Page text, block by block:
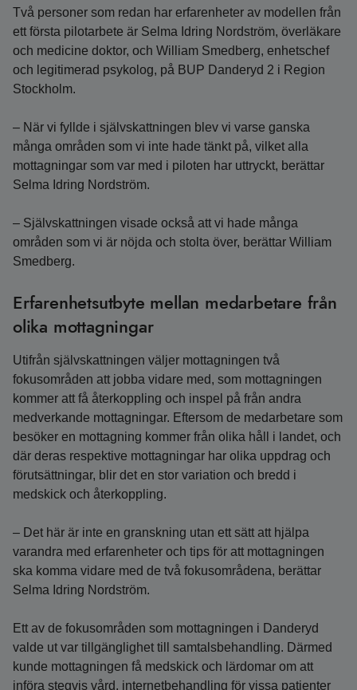
Två personer som redan har erfarenheter av modellen från
ett första pilotarbete är Selma Idring Nordström, överläkare
och medicine doktor, och William Smedberg, enhetschef
och legitimerad psykolog, på BUP Danderyd 2 i Region
Stockholm.
– När vi fyllde i självskattningen blev vi varse ganska
många områden som vi inte hade tänkt på, vilket alla
mottagningar som var med i piloten har uttryckt, berättar
Selma Idring Nordström.
– Självskattningen visade också att vi hade många
områden som vi är nöjda och stolta över, berättar William
Smedberg.
Erfarenhetsutbyte mellan medarbetare från
olika mottagningar
Utifrån självskattningen väljer mottagningen två
fokusområden att jobba vidare med, som mottagningen
kommer att få återkoppling och inspel på från andra
medverkande mottagningar. Eftersom de medarbetare som
besöker en mottagning kommer från olika håll i landet, och
där deras respektive mottagningar har olika uppdrag och
förutsättningar, blir det en stor variation och bredd i
medskick och återkoppling.
– Det här är inte en granskning utan ett sätt att hjälpa
varandra med erfarenheter och tips för att mottagningen
ska komma vidare med de två fokusområdena, berättar
Selma Idring Nordström.
Ett av de fokusområden som mottagningen i Danderyd
valde ut var tillgänglighet till samtalsbehandling. Därmed
kunde mottagningen få medskick och lärdomar om att
införa stegvis vård, internetbehandling för vissa patienter